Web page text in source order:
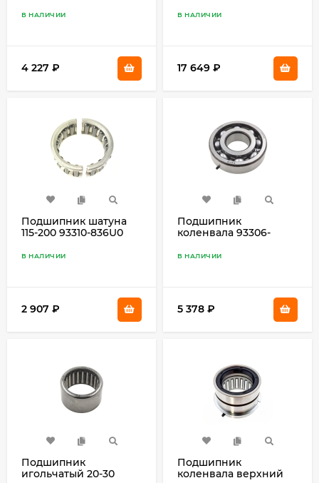
В НАЛИЧИИ
4 227 ₽
В НАЛИЧИИ
17 649 ₽
Подшипник шатуна
115-200 93310-836U0
В НАЛИЧИИ
2 907 ₽
Подшипник
коленвала 93306-
В НАЛИЧИИ
5 378 ₽
Подшипник
игольчатый 20-30
Подшипник
коленвала верхний